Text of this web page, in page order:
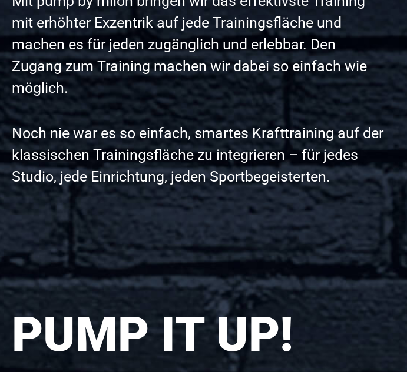
mit erhöhter Exzentrik auf jede Trainingsfläche und
machen es für jeden zugänglich und erlebbar. Den
Zugang zum Training machen wir dabei so einfach wie
möglich.
Noch nie war es so einfach, smartes Krafttraining auf der
klassischen Trainingsfläche zu integrieren – für jedes
Studio, jede Einrichtung, jeden Sportbegeisterten.
PUMP IT UP!